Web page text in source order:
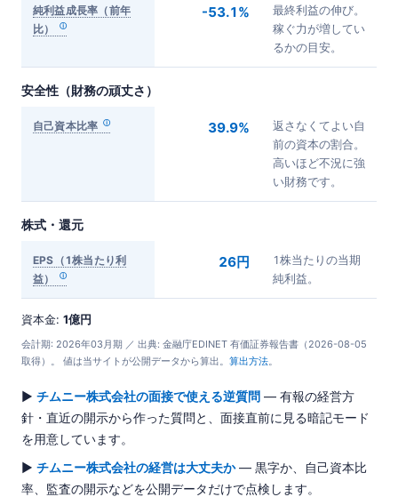
純利益成長率（前年
比）
-53.1%
最終利益の伸び。
稼ぐ力が増してい
るかの目安。
安全性（財務の頑丈さ）
自己資本比率 39.9%
返さなくてよい自
前の資本の割合。
高いほど不況に強
い財務です。
株式・還元
EPS（1株当たり利
益）
26円
1株当たりの当期
純利益。
資本金: 1億円
会計期: 2026年03月期 ／ 出典: 金融庁EDINET 有価証券報告書（2026-08-05
取得）。 値は当サイトが公開データから算出。 算出方法
▶ チムニー株式会社の面接で使える逆質問 — 有報の経営方
針・直近の開示から作った質問と、面接直前に見る暗記モード
を用意しています。
▶ チムニー株式会社の経営は大丈夫か— 黒字か、自己資本比
率、監査の開示などを公開データだけで点検します。